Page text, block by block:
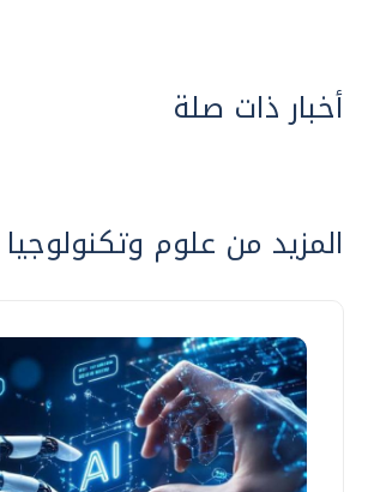
أخبار ذات صلة
المزيد من علوم وتكنولوجيا